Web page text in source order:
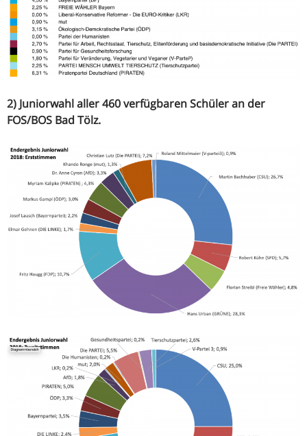
2) Juniorwahl aller 460 verfügbaren Schüler an der
FOS/BOS Bad Tölz.